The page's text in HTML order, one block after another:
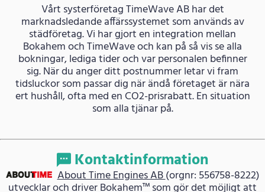
Vårt systerföretag TimeWave AB har det
marknadsledande affärssystemet som används av
städföretag. Vi har gjort en integration mellan
Bokahem och TimeWave och kan på så vis se alla
bokningar, lediga tider och var personalen befinner
sig. När du anger ditt postnummer letar vi fram
tidsluckor som passar dig när ändå företaget är nära
ert hushåll, ofta med en CO2-prisrabatt. En situation
som alla tjänar på.
Kontaktinformation
About Time Engines AB(orgnr: 556758-8222)
utvecklar och driver Bokahem™ som gör det möjligt att